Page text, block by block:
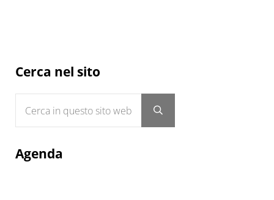
Sidebar
Cerca nel sito
Submit search
Agenda